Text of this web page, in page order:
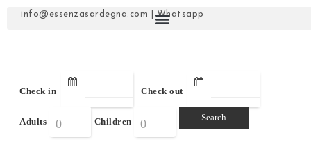
info@essenzasardegna.com |Whatsapp
Check in Check out
Adults Children